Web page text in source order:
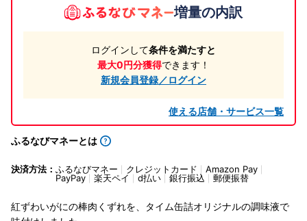
増量の内訳
ログインして条件を満たすと
最大0円分獲得できます！
新規会員登録／ログイン
使える店舗・サービス一覧
ふるなびマネーとは
決済方法： ふるなびマネー クレジットカード
Amazon Pay
PayPay
楽天ペイ d払い 銀行振込 郵便振替
紅ずわいがにの棒肉くずれを、タイム缶詰オリジナルの調味液で